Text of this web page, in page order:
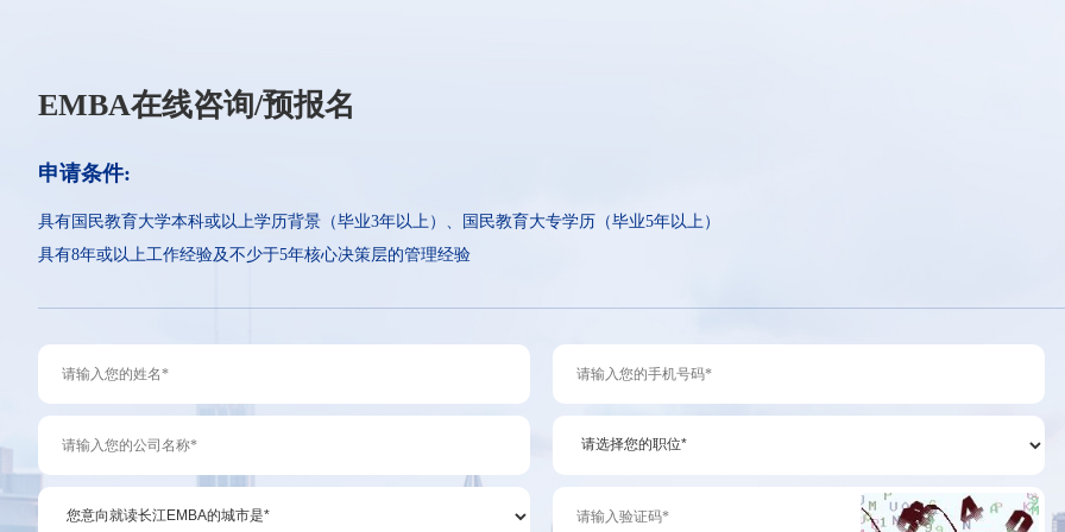
EMBA在线咨询/预报名
申请条件:
具有国民教育大学本科或以上学历背景（毕业3年以上）、国民教育大专学历（毕业5年以上）
具有8年或以上工作经验及不少于5年核心决策层的管理经验